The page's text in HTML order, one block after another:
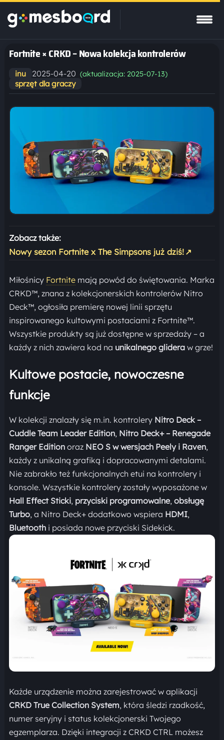
Fortnite × CRKD – Nowa kolekcja kontrolerów
inu 2025-04-20 (aktualizacja: 2025-07-13)
sprzęt dla graczy
Zobacz także:
Nowy sezon Fortnite x The Simpsons już dziś! ↗
Miłośnicy Fortnitemają powód do świętowania. Marka
CRKD™, znana z kolekcjonerskich kontrolerów Nitro
Deck™, ogłosiła premierę nowej linii sprzętu
inspirowanego kultowymi postaciami z Fortnite™.
Wszystkie produkty są już dostępne w sprzedaży – a
każdy z nich zawiera kod na unikalnego glideraw grze!
Kultowe postacie, nowoczesne
funkcje
W kolekcji znalazły się m.in. kontrolery Nitro Deck –
Cuddle Team Leader Edition, Nitro Deck+ – Renegade
Ranger Editionoraz NEO S w wersjach Peely i Raven,
każdy z unikalną grafiką i dopracowanymi detalami.
Nie zabrakło też funkcjonalnych etui na kontrolery i
konsole. Wszystkie kontrolery zostały wyposażone w
Hall Effect Sticki, przyciski programowalne, obsługę
Turbo, a Nitro Deck+ dodatkowo wspiera HDMI,
Bluetoothi posiada nowe przyciski Sidekick.
Każde urządzenie można zarejestrować w aplikacji
CRKD True Collection System, która śledzi rzadkość,
numer seryjny i status kolekcjonerski Twojego
egzemplarza. Dzięki integracji z CRKD CTRL możesz